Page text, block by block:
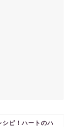
シピ！ハートのハ